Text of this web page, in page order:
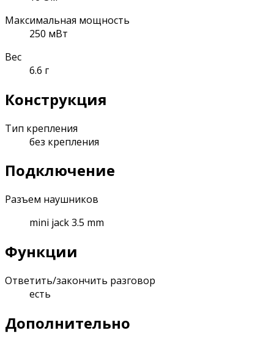
Максимальная мощность
250 мВт
Вес
6.6 г
Конструкция
Тип крепления
без крепления
Подключение
Разъем наушников
mini jack 3.5 mm
Функции
Ответить/закончить разговор
есть
Дополнительно